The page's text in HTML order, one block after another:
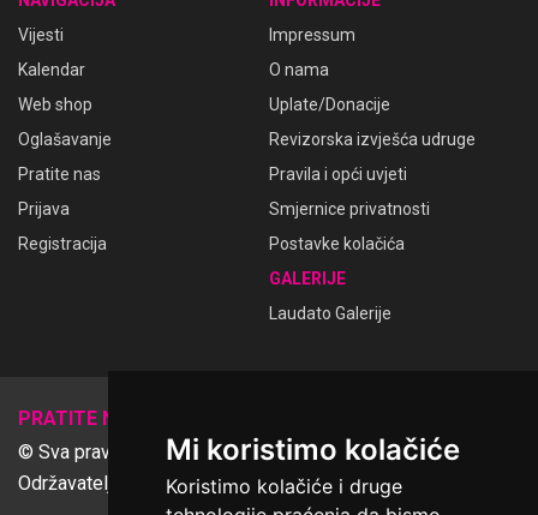
Mi koristimo kolačiće
Koristimo kolačiće i druge
Vijesti
Kalendar
Web shop
Oglašavanje
Pratite nas
Prijava
Registracija
Impressum
O nama
Uplate/Donacije
Revizorska izvješća udruge
Pravila i opći uvjeti
Smjernice privatnosti
Postavke kolačića
GALERIJE
Laudato Galerije
PRATITE NAS
© Sva prava pridržana Udruga Ime dobrote
Održavatelj Netcom d.o.o., Riva 6, Rijeka